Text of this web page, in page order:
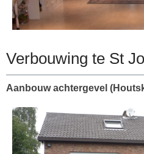
Verbouwing te St
Aanbouw achtergevel